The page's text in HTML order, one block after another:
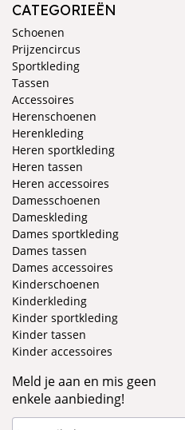
CATEGORIEËN
Schoenen
Prijzencircus
Sportkleding
Tassen
Accessoires
Herenschoenen
Herenkleding
Heren sportkleding
Heren tassen
Heren accessoires
Damesschoenen
Dameskleding
Dames sportkleding
Dames tassen
Dames accessoires
Kinderschoenen
Kinderkleding
Kinder sportkleding
Kinder tassen
Kinder accessoires
Meld je aan en mis geen
enkele aanbieding!